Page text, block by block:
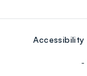
Accessibility